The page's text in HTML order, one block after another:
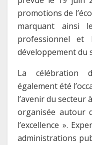
promotions de
marquant ainsi
professionnel
développement du
La célébration
également été
l’avenir du secteur
organisée autour
l’excellence ».
administrations